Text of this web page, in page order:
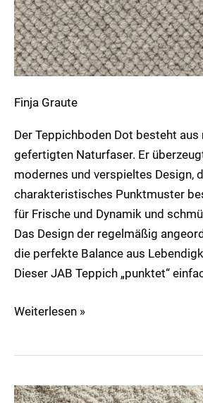
Finja Graute
Der Teppichboden Dot besteht aus
gefertigten Naturfaser. Er
modernes und verspieltes Design,
charakteristisches Punktmuster
für Frische und Dynamik und
Das Design der regelmäßig
die perfekte Balance aus
Dieser JAB Teppich „punktet“
Weiterlesen »
Savanna